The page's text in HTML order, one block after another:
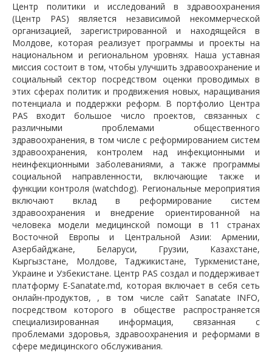
Центр политики и исследований в здравоохранения
(Центр PAS) является независимой некоммерческой
организацией, зарегистрированной и находящейся в
Молдове, которая реализует программы и проекты на
национальном и региональном уровнях. Наша уставная
миссия состоит в том, чтобы улучшить здравоохранение и
социальный сектор посредством оценки проводимых в
этих сферах политик и продвижения новых, наращивания
потенциала и поддержки реформ. В портфолио Центра
PAS входит большое число проектов, связанных с
различными проблемами общественного
здравоохранения, в том числе с реформированием систем
здравоохранения, контролем над инфекционными и
неинфекционными заболеваниями, а также программы
социальной направленности, включающие также и
функции контроля (watchdog). Региональные мероприятия
включают вклад в реформирование систем
здравоохранения и внедрение ориентированной на
человека модели медицинской помощи в 11 странах
Восточной Европы и Центральной Азии: Армении,
Азербайджане, Беларуси, Грузии, Казахстане,
Кыргызстане, Молдове, Таджикистане, Туркменистане,
Украине и Узбекистане. Центр PAS создал и поддерживает
платформу E-Sanatate.md, которая включает в себя сеть
онлайн-продуктов, , в том числе сайт Sanatate INFO,
посредством которого в обществе распространяется
специализированная информация, связанная с
проблемами здоровья, здравоохранения и реформами в
сфере медицинского обслуживания.